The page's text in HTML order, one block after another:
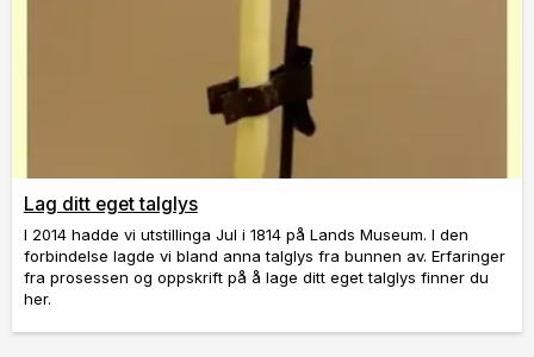
Lag ditt eget talglys
I 2014 hadde vi utstillinga Jul i 1814 på Lands Museum. I den
forbindelse lagde vi bland anna talglys fra bunnen av. Erfaringer
fra prosessen og oppskrift på å lage ditt eget talglys finner du
her.